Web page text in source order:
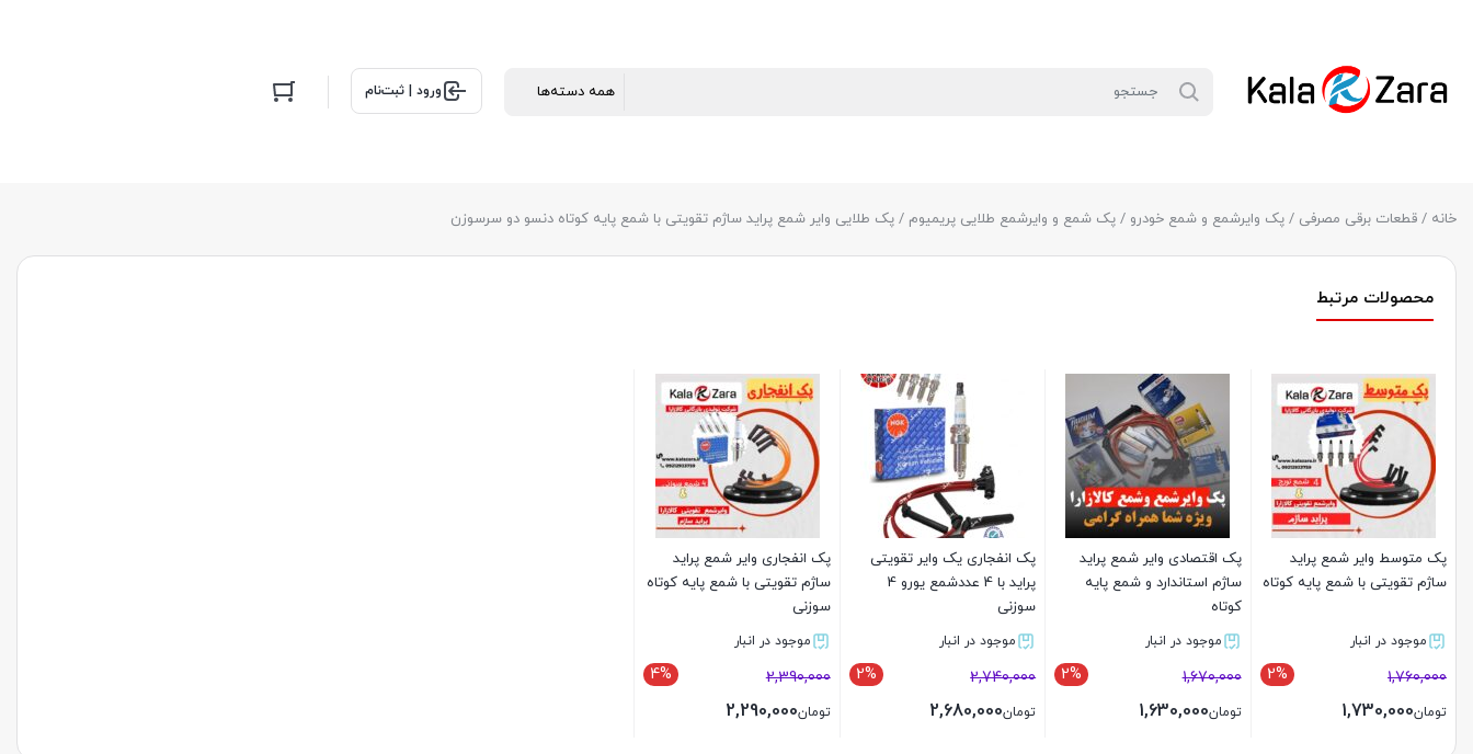
ورود | ثبت‌نام
خانه / قطعات برقی مصرفی / پک وایرشمع و شمع خودرو / پک شمع و وایرشمع طلایی پریمیوم / پک طلایی وایر شمع پراید ساژم تقویتی با شمع پایه کوتاه دنسو دو سرسوزن
محصولات مرتبط
پک متوسط وایر شمع پراید
ساژم تقویتی با شمع پایه کوتاه
موجود در انبار
2% 1,760,000
تومان1,730,000
پک اقتصادی وایر شمع پراید
ساژم استاندارد و شمع پایه
کوتاه
موجود در انبار
2% 1,670,000
تومان1,630,000
پک انفجاری یک وایر تقویتی
پراید با 4 عددشمع یورو 4
سوزنی
موجود در انبار
2% 2,740,000
تومان2,680,000
پک انفجاری وایر شمع پراید
ساژم تقویتی با شمع پایه کوتاه
سوزنی
موجود در انبار
4% 2,390,000
تومان2,290,000